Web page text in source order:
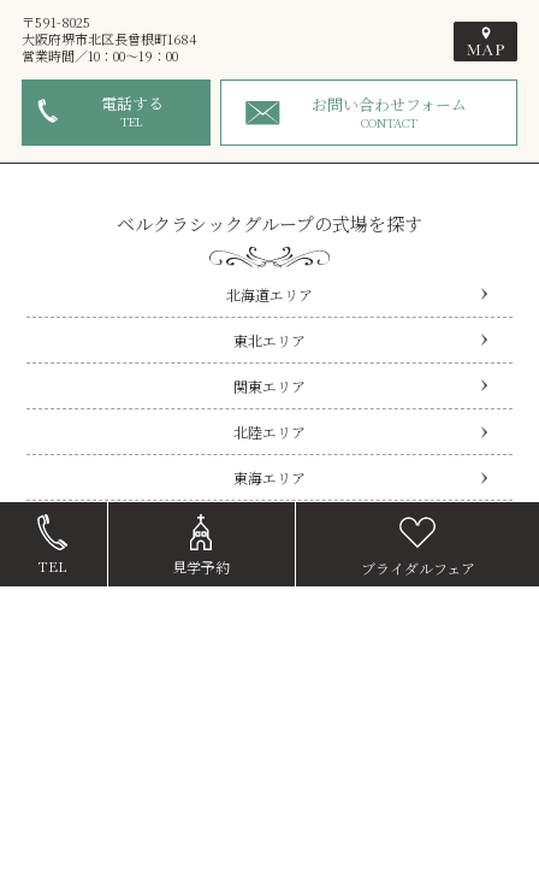
〒591-8025
大阪府堺市北区長曾根町1684
営業時間／10：00～19：00
電話する
TEL
お問い合わせフォーム
CONTACT
ベルクラシックグループの式場を探す
北海道エリア
東北エリア
関東エリア
北陸エリア
東海エリア
中国・四国エリア
TEL 見学予約 ブライダルフェア